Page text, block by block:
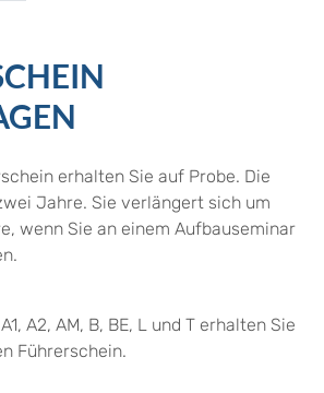
erhalten Sie auf Probe. Die
Jahre. Sie verlängert sich um
wenn Sie an einem Aufbauseminar
A2, AM, B, BE, L und T erhalten Sie
Führerschein.